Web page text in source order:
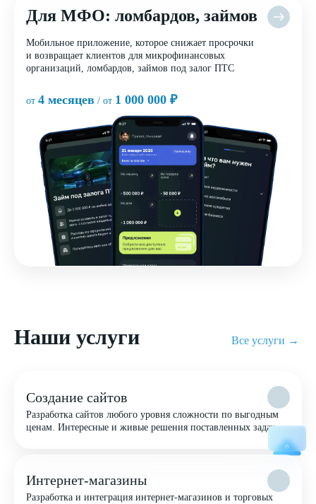
Для МФО: ломбардов, займов
Мобильное приложение, которое снижает просрочки
и возвращает клиентов для микрофинансовых
организаций, ломбардов, займов под залог ПТС
от 4 месяцев / от 1 000 000 ₽
Наши услуги Все услуги →
Создание сайтов
Разработка сайтов любого уровня сложности по выгодным
ценам. Интересные и живые решения поставленных задач
Интернет-магазины
Разработка и интеграция интернет-магазинов и торговых